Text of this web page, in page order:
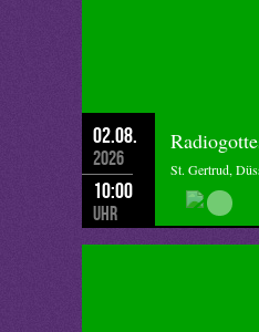
02.08.
2026
10:00
Uhr
St. Gertrud,